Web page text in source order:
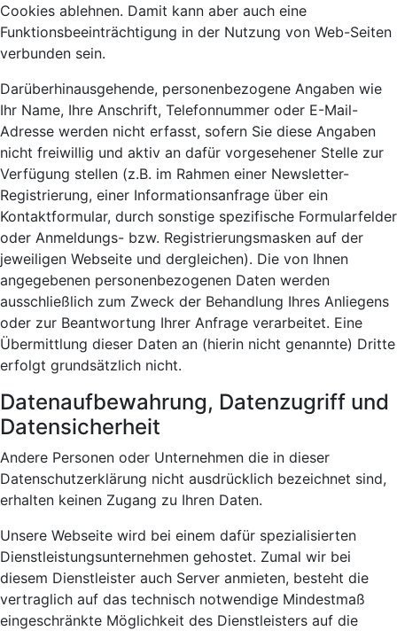
Cookies ablehnen. Damit kann aber auch eine
Funktionsbeeinträchtigung in der Nutzung von Web-Seiten
verbunden sein.
Darüberhinausgehende, personenbezogene Angaben wie
Ihr Name, Ihre Anschrift, Telefonnummer oder E-Mail-
Adresse werden nicht erfasst, sofern Sie diese Angaben
nicht freiwillig und aktiv an dafür vorgesehener Stelle zur
Verfügung stellen (z.B. im Rahmen einer Newsletter-
Registrierung, einer Informationsanfrage über ein
Kontaktformular, durch sonstige spezifische Formularfelder
oder Anmeldungs- bzw. Registrierungsmasken auf der
jeweiligen Webseite und dergleichen). Die von Ihnen
angegebenen personenbezogenen Daten werden
ausschließlich zum Zweck der Behandlung Ihres Anliegens
oder zur Beantwortung Ihrer Anfrage verarbeitet. Eine
Übermittlung dieser Daten an (hierin nicht genannte) Dritte
erfolgt grundsätzlich nicht.
Datenaufbewahrung, Datenzugriff und
Datensicherheit
Andere Personen oder Unternehmen die in dieser
Datenschutzerklärung nicht ausdrücklich bezeichnet sind,
erhalten keinen Zugang zu Ihren Daten.
Unsere Webseite wird bei einem dafür spezialisierten
Dienstleistungsunternehmen gehostet. Zumal wir bei
diesem Dienstleister auch Server anmieten, besteht die
vertraglich auf das technisch notwendige Mindestmaß
eingeschränkte Möglichkeit des Dienstleisters auf die